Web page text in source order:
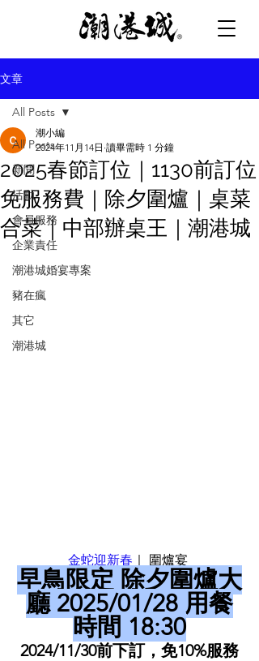
文章
All Posts
新聞
活動
會員服務
企業責任
潮港城婚宴專案
豬在瘋
其它
潮港城
All Posts
2025春節訂位｜1130前訂位
免服務費｜除夕圍爐｜桌菜
合菜｜中部辦桌王｜潮港城
潮小編
2024年11月14日 讀畢需時 1 分鐘
金蛇迎新春 ｜ 圍爐宴
早鳥限定 除夕圍爐大
廳 2025/01/28 用餐
時間 18:30
2024/11/30前下訂，免10%服務